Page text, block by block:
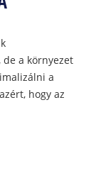
a környezet
a
hogy az